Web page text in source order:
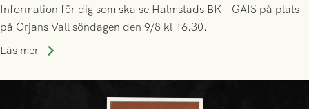
Information för dig som ska se Halmstads BK - GAIS på plats
på Örjans Vall söndagen den 9/8 kl 16.30.
Läs mer